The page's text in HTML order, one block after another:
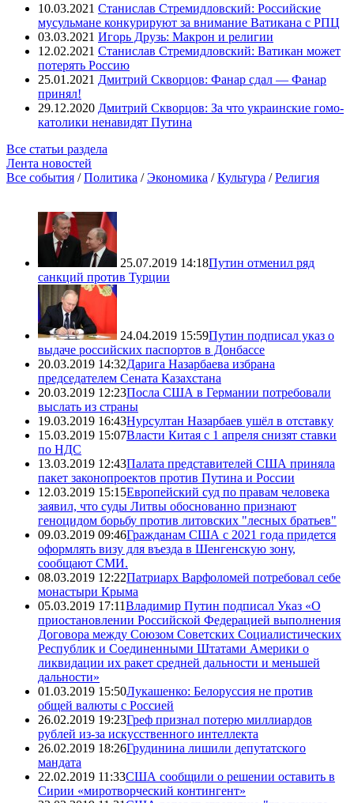
10.03.2021 Станислав Стремидловский: Российские
мусульмане конкурируют за внимание Ватикана с РПЦ
03.03.2021 Игорь Друзь: Макрон и религии
12.02.2021 Станислав Стремидловский: Ватикан может
потерять Россию
25.01.2021 Дмитрий Скворцов: Фанар сдал — Фанар
принял!
29.12.2020 Дмитрий Скворцов: За что украинские гомо-
католики ненавидят Путина
Все статьи раздела
Лента новостей
Все события /Политика /Экономика /Культура /Религия
25.07.2019 14:18Путин отменил ряд
санкций против Турции
24.04.2019 15:59Путин подписал указ о
выдаче российских паспортов в Донбассе
20.03.2019 14:32Дарига Назарбаева избрана
председателем Сената Казахстана
20.03.2019 12:23Посла США в Германии потребовали
выслать из страны
19.03.2019 16:43Нурсултан Назарбаев ушёл в отставку
15.03.2019 15:07Власти Китая с 1 апреля снизят ставки
по НДС
13.03.2019 12:43Палата представителей США приняла
пакет законопроектов против Путина и России
12.03.2019 15:15Европейский суд по правам человека
заявил, что суды Литвы обоснованно признают
геноцидом борьбу против литовских "лесных братьев"
09.03.2019 09:46Гражданам США с 2021 года придется
оформлять визу для въезда в Шенгенскую зону,
сообщают СМИ.
08.03.2019 12:22Патриарх Варфоломей потребовал себе
монастыри Крыма
05.03.2019 17:11Владимир Путин подписал Указ «О
приостановлении Российской Федерацией выполнения
Договора между Союзом Советских Социалистических
Республик и Соединенными Штатами Америки о
ликвидации их ракет средней дальности и меньшей
дальности»
01.03.2019 15:50Лукашенко: Белоруссия не против
общей валюты с Россией
26.02.2019 19:23Греф признал потерю миллиардов
рублей из-за искусственного интеллекта
26.02.2019 18:26Грудинина лишили депутатского
мандата
22.02.2019 11:33США сообщили о решении оставить в
Сирии «миротворческий контингент»